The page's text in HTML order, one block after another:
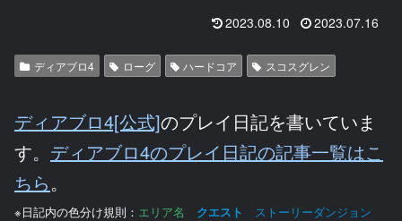
2023.08.10 2023.07.16
ディアブロ4 ローグ ハードコア スコスグレン
ディアブロ4[公式]のプレイ日記を書いていま
す。 ディアブロ4のプレイ日記の記事一覧はこ
ちら。
※日記内の色分け規則： エリア名 クエスト
ストーリーダンジョン